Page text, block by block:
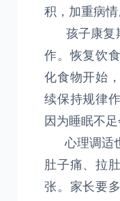
积，加重病情
孩子康复期
作。恢复饮
化食物开始
续保持规律
因为睡眠不
心理调适
肚子痛、拉
张。家长要